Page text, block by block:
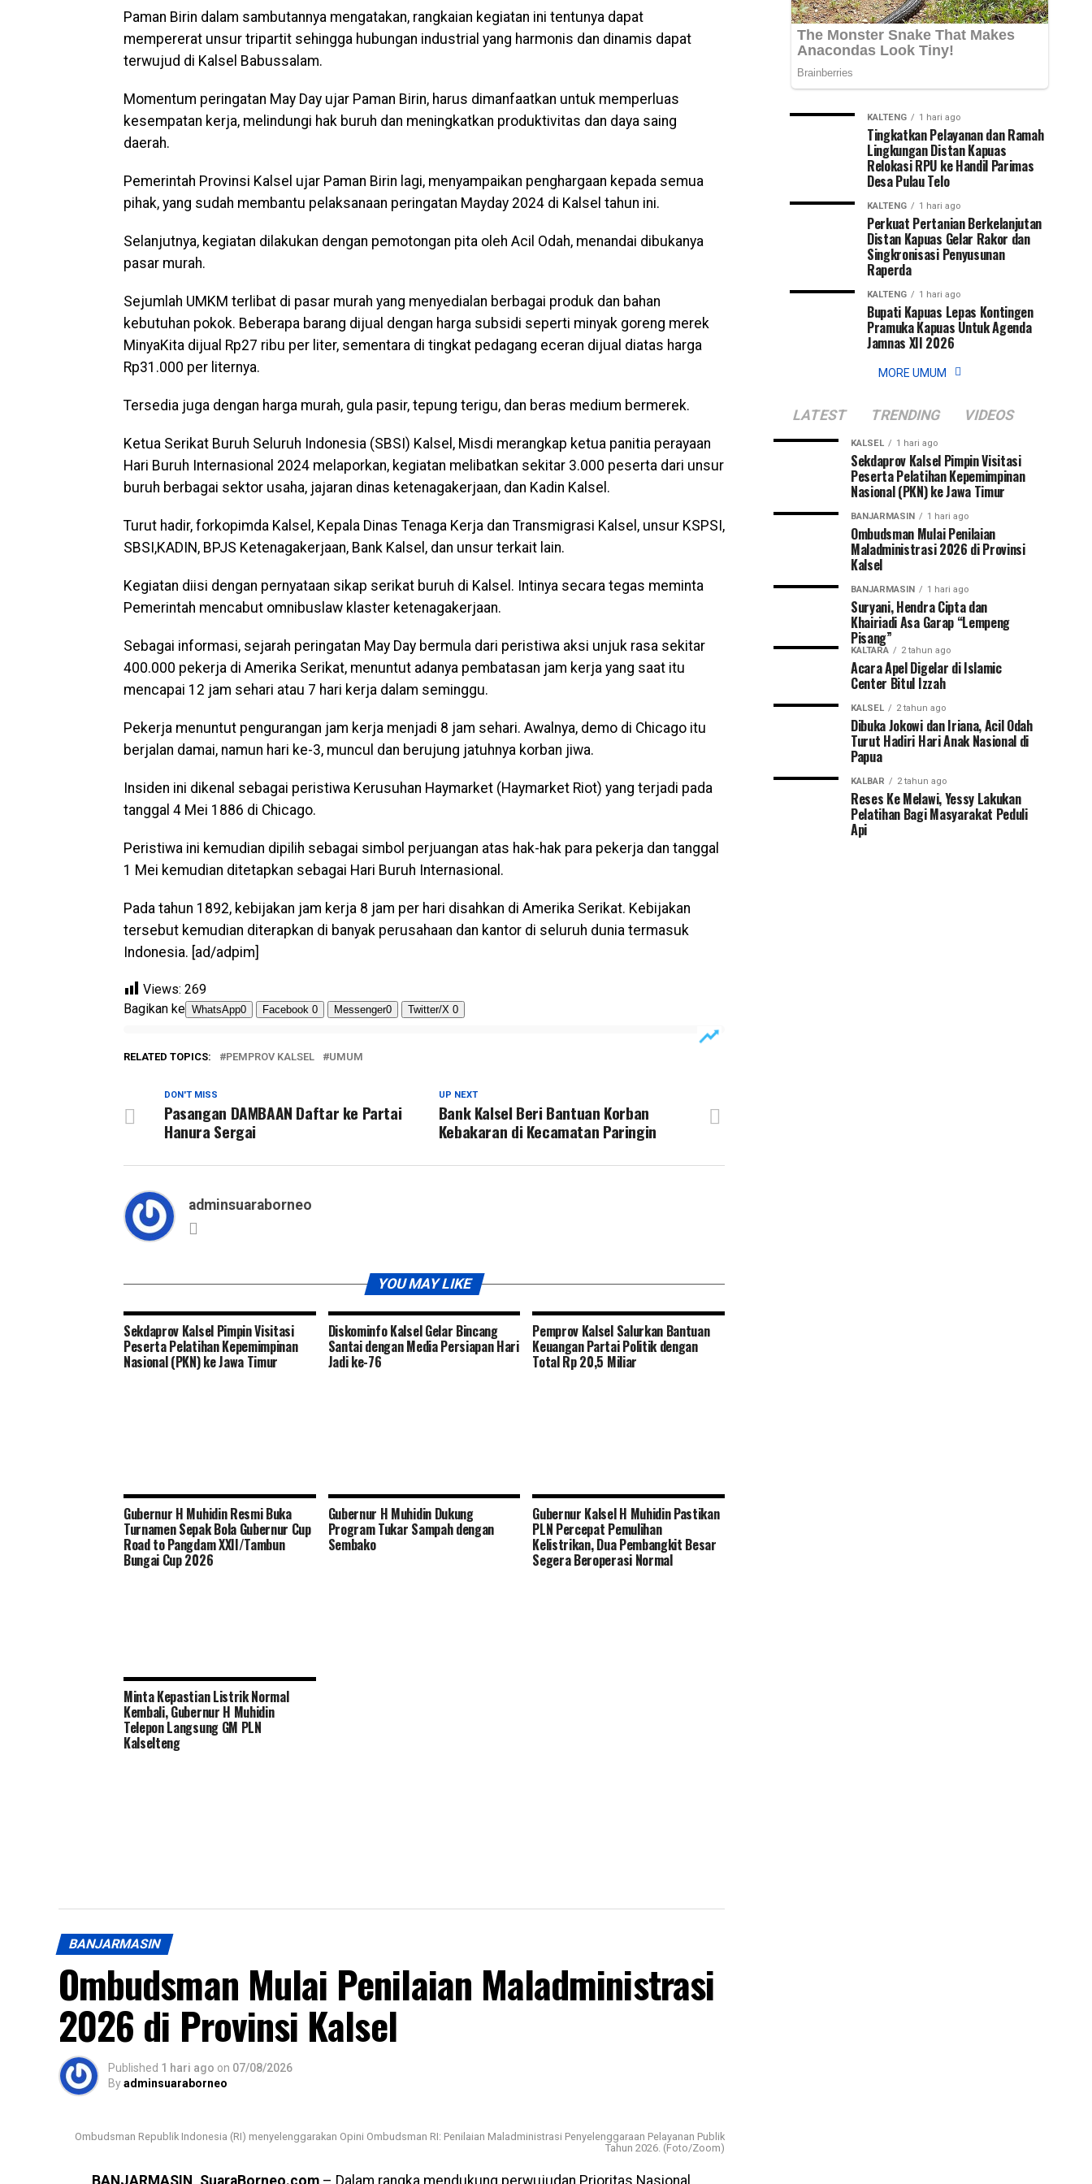
Paman Birin dalam sambutannya mengatakan, rangkaian kegiatan ini tentunya dapat
mempererat unsur tripartit sehingga hubungan industrial yang harmonis dan dinamis dapat
terwujud di Kalsel Babussalam.
Momentum peringatan May Day ujar Paman Birin, harus dimanfaatkan untuk memperluas
kesempatan kerja, melindungi hak buruh dan meningkatkan produktivitas dan daya saing
daerah.
Pemerintah Provinsi Kalsel ujar Paman Birin lagi, menyampaikan penghargaan kepada semua
pihak, yang sudah membantu pelaksanaan peringatan Mayday 2024 di Kalsel tahun ini.
Selanjutnya, kegiatan dilakukan dengan pemotongan pita oleh Acil Odah, menandai dibukanya
pasar murah.
Sejumlah UMKM terlibat di pasar murah yang menyedialan berbagai produk dan bahan
kebutuhan pokok. Beberapa barang dijual dengan harga subsidi seperti minyak goreng merek
MinyaKita dijual Rp27 ribu per liter, sementara di tingkat pedagang eceran dijual diatas harga
Rp31.000 per liternya.
Tersedia juga dengan harga murah, gula pasir, tepung terigu, dan beras medium bermerek.
Ketua Serikat Buruh Seluruh Indonesia (SBSI) Kalsel, Misdi merangkap ketua panitia perayaan
Hari Buruh Internasional 2024 melaporkan, kegiatan melibatkan sekitar 3.000 peserta dari unsur
buruh berbagai sektor usaha, jajaran dinas ketenagakerjaan, dan Kadin Kalsel.
Turut hadir, forkopimda Kalsel, Kepala Dinas Tenaga Kerja dan Transmigrasi Kalsel, unsur KSPSI,
SBSI,KADIN, BPJS Ketenagakerjaan, Bank Kalsel, dan unsur terkait lain.
Kegiatan diisi dengan pernyataan sikap serikat buruh di Kalsel. Intinya secara tegas meminta
Pemerintah mencabut omnibuslaw klaster ketenagakerjaan.
Sebagai informasi, sejarah peringatan May Day bermula dari peristiwa aksi unjuk rasa sekitar
400.000 pekerja di Amerika Serikat, menuntut adanya pembatasan jam kerja yang saat itu
mencapai 12 jam sehari atau 7 hari kerja dalam seminggu.
Pekerja menuntut pengurangan jam kerja menjadi 8 jam sehari. Awalnya, demo di Chicago itu
berjalan damai, namun hari ke-3, muncul dan berujung jatuhnya korban jiwa.
Insiden ini dikenal sebagai peristiwa Kerusuhan Haymarket (Haymarket Riot) yang terjadi pada
tanggal 4 Mei 1886 di Chicago.
Peristiwa ini kemudian dipilih sebagai simbol perjuangan atas hak-hak para pekerja dan tanggal
1 Mei kemudian ditetapkan sebagai Hari Buruh Internasional.
Pada tahun 1892, kebijakan jam kerja 8 jam per hari disahkan di Amerika Serikat. Kebijakan
tersebut kemudian diterapkan di banyak perusahaan dan kantor di seluruh dunia termasuk
Indonesia. [ad/adpim]
Views: 269
Bagikan ke WhatsApp0 Facebook 0 Messenger0 Twitter/X 0
RELATED TOPICS: PEMPROV KALSEL UMUM
UP NEXT
Bank Kalsel Beri Bantuan Korban
Kebakaran di Kecamatan Paringin
DON'T MISS
Pasangan DAMBAAN Daftar ke Partai
Hanura Sergai
adminsuaraborneo
YOU MAY LIKE
Sekdaprov Kalsel Pimpin Visitasi
Peserta Pelatihan Kepemimpinan
Nasional (PKN) ke Jawa Timur
Diskominfo Kalsel Gelar Bincang
Santai dengan Media Persiapan Hari
Jadi ke-76
Pemprov Kalsel Salurkan Bantuan
Keuangan Partai Politik dengan
Total Rp 20,5 Miliar
Gubernur H Muhidin Resmi Buka
Turnamen Sepak Bola Gubernur Cup
Road to Pangdam XXII/Tambun
Bungai Cup 2026
Gubernur H Muhidin Dukung
Program Tukar Sampah dengan
Sembako
Gubernur Kalsel H Muhidin Pastikan
PLN Percepat Pemulihan
Kelistrikan, Dua Pembangkit Besar
Segera Beroperasi Normal
Minta Kepastian Listrik Normal
Kembali, Gubernur H Muhidin
Telepon Langsung GM PLN
Kalselteng
BANJARMASIN
Ombudsman Mulai Penilaian Maladministrasi
2026 di Provinsi Kalsel
Published 1 hari ago on 07/08/2026
Byadminsuaraborneo
Ombudsman Republik Indonesia (RI) menyelenggarakan Opini Ombudsman RI: Penilaian Maladministrasi Penyelenggaraan Pelayanan Publik
Tahun 2026. (Foto/Zoom)
BANJARMASIN, SuaraBorneo.com – Dalam rangka mendukung perwujudan Prioritas Nasional
Jawa
Timur
KALTENG 1 hari ago
Tingkatkan Pelayanan dan Ramah
Lingkungan Distan Kapuas
Relokasi RPU ke Handil Parimas
Desa Pulau Telo
KALTENG 1 hari ago
Perkuat Pertanian Berkelanjutan
Distan Kapuas Gelar Rakor dan
Singkronisasi Penyusunan
Raperda
KALTENG 1 hari ago
Bupati Kapuas Lepas Kontingen
Pramuka Kapuas Untuk Agenda
Jamnas XII 2026
MORE UMUM
LATEST TRENDING VIDEOS
KALSEL 1 hari ago
Sekdaprov Kalsel Pimpin Visitasi
Peserta Pelatihan Kepemimpinan
Nasional (PKN) ke Jawa Timur
BANJARMASIN 1 hari ago
Ombudsman Mulai Penilaian
Maladministrasi 2026 di Provinsi
Kalsel
BANJARMASIN 1 hari ago
Suryani, Hendra Cipta dan
Khairiadi Asa Garap “Lempeng
Pisang”
KALTARA 2 tahun ago
Acara Apel Digelar di Islamic
Center Bitul Izzah
KALSEL 2 tahun ago
Dibuka Jokowi dan Iriana, Acil Odah
Turut Hadiri Hari Anak Nasional di
Papua
KALBAR 2 tahun ago
Reses Ke Melawi, Yessy Lakukan
Pelatihan Bagi Masyarakat Peduli
Api